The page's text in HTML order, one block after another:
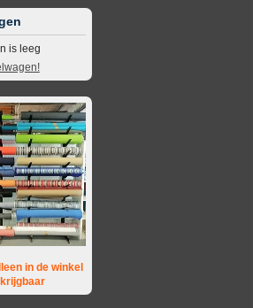
is leeg
in de winkel